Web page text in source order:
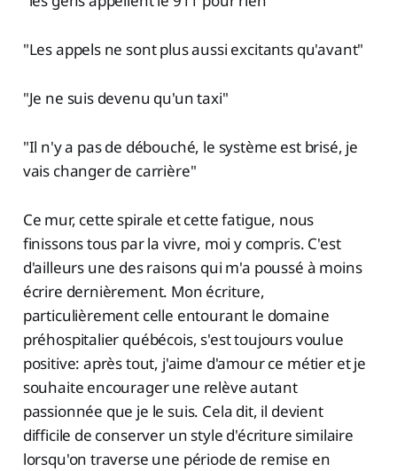
"Les appels ne sont plus aussi excitants qu'avant"
"Je ne suis devenu qu'un taxi"
"Il n'y a pas de débouché, le système est brisé, je
vais changer de carrière"
Ce mur, cette spirale et cette fatigue, nous
finissons tous par la vivre, moi y compris. C'est
d'ailleurs une des raisons qui m'a poussé à moins
écrire dernièrement. Mon écriture,
particulièrement celle entourant le domaine
préhospitalier québécois, s'est toujours voulue
positive: après tout, j'aime d'amour ce métier et je
souhaite encourager une relève autant
passionnée que je le suis. Cela dit, il devient
difficile de conserver un style d'écriture similaire
lorsqu'on traverse une période de remise en